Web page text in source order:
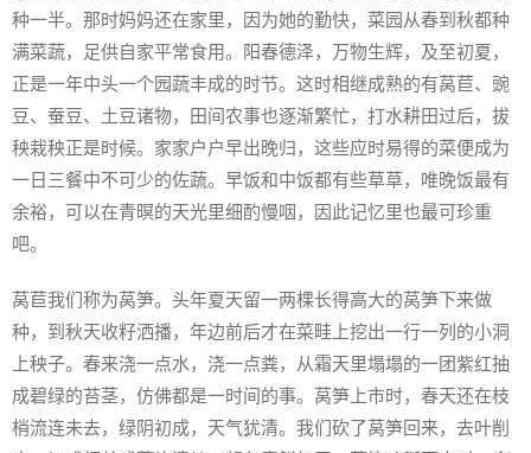
种一半。那时妈妈还在家里，因为她的勤快，菜园从春到秋都种
满菜蔬，足供自家平常食用。阳春德泽，万物生辉，及至初夏，
正是一年中头一个园蔬丰成的时节。这时相继成熟的有莴苣、豌
豆、蚕豆、土豆诸物，田间农事也逐渐繁忙，打水耕田过后，拔
秧栽秧正是时候。家家户户早出晚归，这些应时易得的菜便成为
一日三餐中不可少的佐蔬。早饭和中饭都有些草草，唯晚饭最有
余裕，可以在青暝的天光里细酌慢咽，因此记忆里也最可珍重
吧。
莴苣我们称为莴笋。头年夏天留一两棵长得高大的莴笋下来做
种，到秋天收籽洒播，年边前后才在菜畦上挖出一行一列的小洞
上秧子。春来浇一点水，浇一点粪，从霜天里塌塌的一团紫红抽
成碧绿的苔茎，仿佛都是一时间的事。莴笋上市时，春天还在枝
梢流连未去，绿阴初成，天气犹清。我们砍了莴笋回来，去叶削